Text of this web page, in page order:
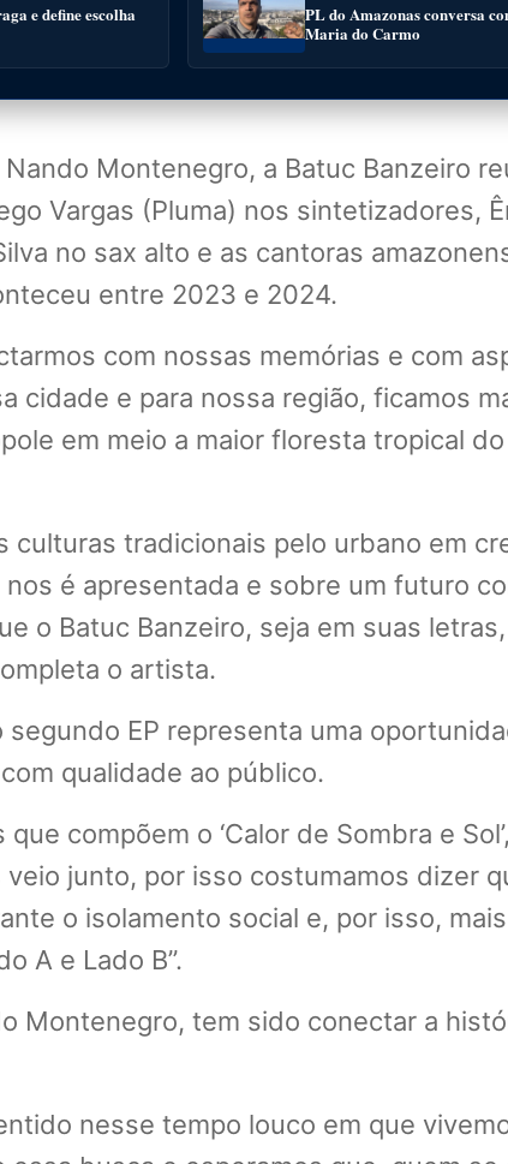
e define escolha
PL do Amazonas conversa
Maria do Carmo
Montenegro, a Batuc Banzeiro
Vargas (Pluma) nos sintetizadores,
no sax alto e as cantoras
entre 2023 e 2024.
com nossas memórias e com
cidade e para nossa região, ficamos
em meio a maior floresta tropical
culturas tradicionais pelo urbano em
é apresentada e sobre um futuro
o Batuc Banzeiro, seja em suas
o artista.
EP representa uma
qualidade ao público.
compõem o ‘Calor de Sombra e
junto, por isso costumamos dizer
o isolamento social e, por isso,
A e Lado B”.
Montenegro, tem sido conectar a
nesse tempo louco em que